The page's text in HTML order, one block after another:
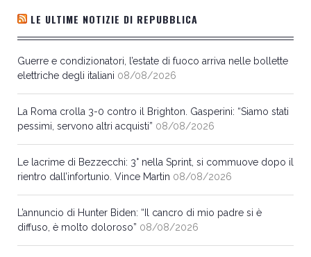
LE ULTIME NOTIZIE DI REPUBBLICA
Guerre e condizionatori, l’estate di fuoco arriva nelle bollette
elettriche degli italiani 08/08/2026
La Roma crolla 3-0 contro il Brighton. Gasperini: “Siamo stati
pessimi, servono altri acquisti” 08/08/2026
Le lacrime di Bezzecchi: 3° nella Sprint, si commuove dopo il
rientro dall’infortunio. Vince Martin 08/08/2026
L’annuncio di Hunter Biden: “Il cancro di mio padre si è
diffuso, è molto doloroso” 08/08/2026